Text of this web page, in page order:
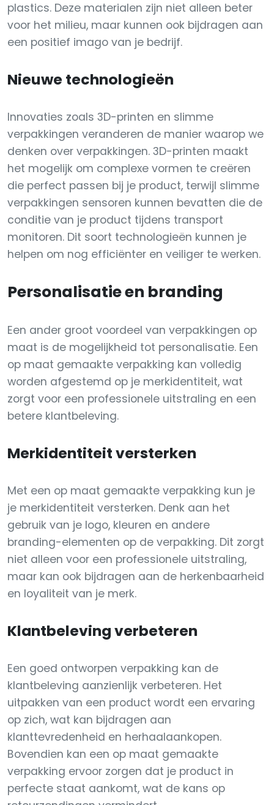
plastics. Deze materialen zijn niet alleen beter
voor het milieu, maar kunnen ook bijdragen aan
een positief imago van je bedrijf.
Nieuwe technologieën
Innovaties zoals 3D-printen en slimme
verpakkingen veranderen de manier waarop we
denken over verpakkingen. 3D-printen maakt
het mogelijk om complexe vormen te creëren
die perfect passen bij je product, terwijl slimme
verpakkingen sensoren kunnen bevatten die de
conditie van je product tijdens transport
monitoren. Dit soort technologieën kunnen je
helpen om nog efficiënter en veiliger te werken.
Personalisatie en branding
Een ander groot voordeel van verpakkingen op
maat is de mogelijkheid tot personalisatie. Een
op maat gemaakte verpakking kan volledig
worden afgestemd op je merkidentiteit, wat
zorgt voor een professionele uitstraling en een
betere klantbeleving.
Merkidentiteit versterken
Met een op maat gemaakte verpakking kun je
je merkidentiteit versterken. Denk aan het
gebruik van je logo, kleuren en andere
branding-elementen op de verpakking. Dit zorgt
niet alleen voor een professionele uitstraling,
maar kan ook bijdragen aan de herkenbaarheid
en loyaliteit van je merk.
Klantbeleving verbeteren
Een goed ontworpen verpakking kan de
klantbeleving aanzienlijk verbeteren. Het
uitpakken van een product wordt een ervaring
op zich, wat kan bijdragen aan
klanttevredenheid en herhaalaankopen.
Bovendien kan een op maat gemaakte
verpakking ervoor zorgen dat je product in
perfecte staat aankomt, wat de kans op